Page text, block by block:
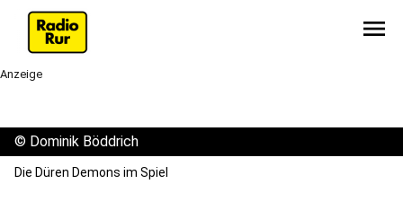
menu
Anzeige
© Dominik Böddrich
Die Düren Demons im Spiel